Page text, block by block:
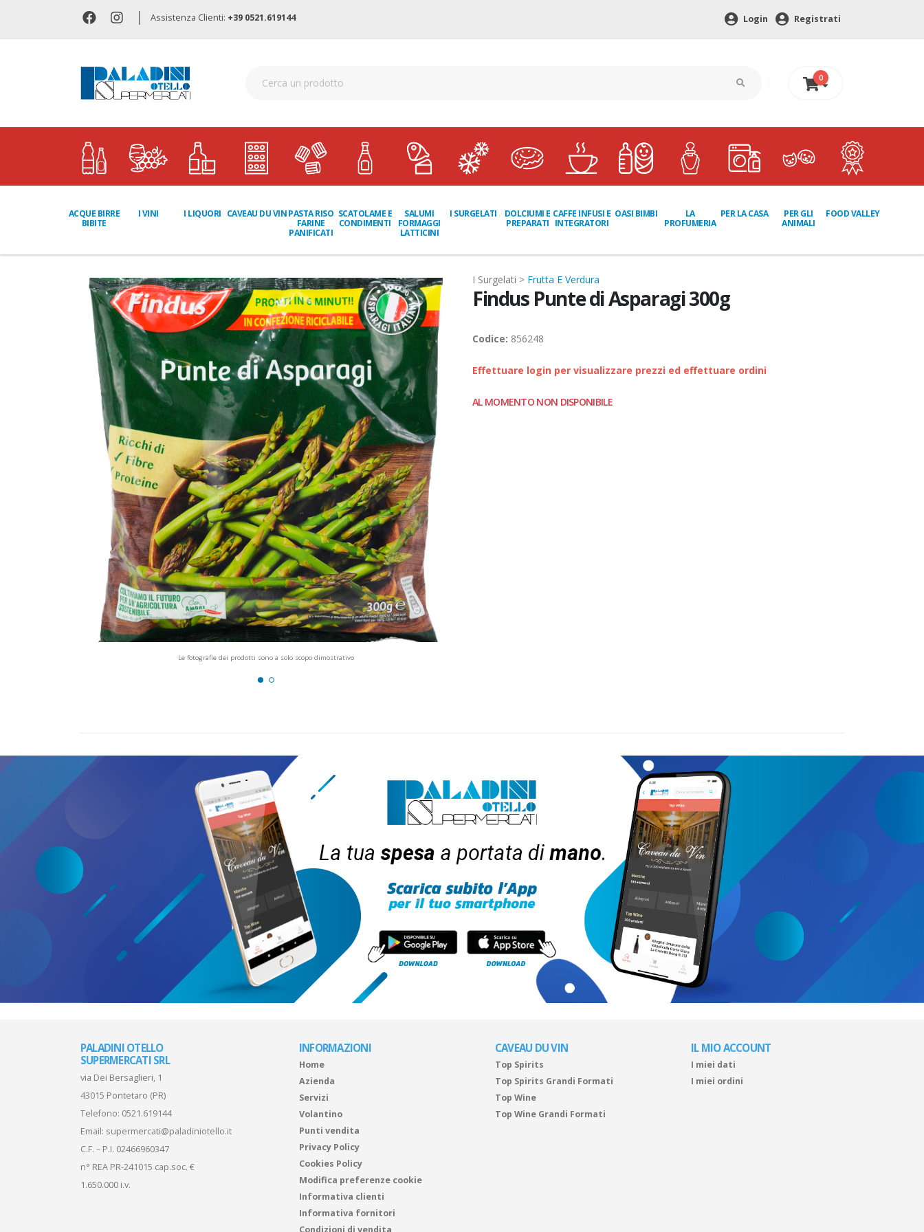
| Assistenza Clienti: +39 0521.619144 Login Registrati
0
0 €
ACQUE BIRRE
BIBITE
I VINI I LIQUORI CAVEAU DU VINPASTA RISO
FARINE
PANIFICATI
SCATOLAME E
CONDIMENTI
SALUMI
FORMAGGI
LATTICINI
I SURGELATI
DOLCIUMI E
PREPARATI
CAFFE INFUSI E
INTEGRATORI
OASI BIMBI
LA
PROFUMERIA
PER LA CASA
PER GLI
ANIMALI
FOOD VALLEY
Le fotografie dei prodotti sono a solo scopo dimostrativo
I Surgelati > Frutta E Verdura
Findus Punte di Asparagi 300g
Codice: 856248
Effettuare login per visualizzare prezzi ed effettuare ordini
AL MOMENTO NON DISPONIBILE
PALADINI OTELLO
SUPERMERCATI SRL
via Dei Bersaglieri, 1
43015 Pontetaro (PR)
Telefono: 0521.619144
Email: supermercati@paladiniotello.it
C.F. – P.I. 02466960347
n° REA PR-241015 cap.soc. €
1.650.000 i.v.
INFORMAZIONI
Home
Azienda
Servizi
Volantino
Punti vendita
Privacy Policy
Cookies Policy
Modifica preferenze cookie
Informativa clienti
Informativa fornitori
Condizioni di vendita
CAVEAU DU VIN
Top Spirits
Top Spirits Grandi Formati
Top Wine
Top Wine Grandi Formati
IL MIO ACCOUNT
I miei dati
I miei ordini